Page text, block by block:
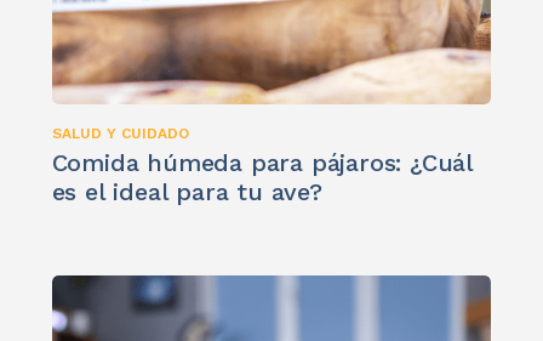
SALUD Y CUIDADO
Comida húmeda para pájaros: ¿Cuál
es el ideal para tu ave?